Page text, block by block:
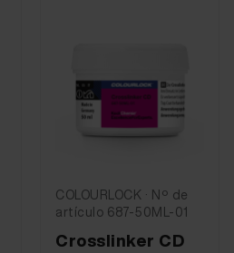
COLOURLOCK · Nº de
artículo 687-50ML-01
Crosslinker CD